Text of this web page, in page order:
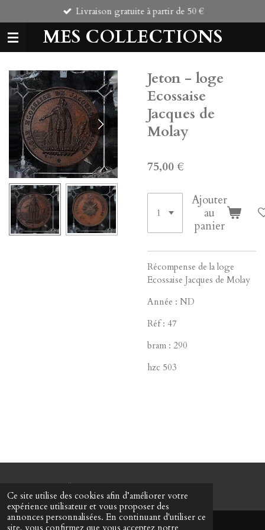
Ce site utilise des cookies afin d’améliorer votre
expérience utilisateur et vous proposer des
annonces personnalisées. En continuant d'utiliser ce
site, vous confirmez que vous acceptez notre
au
contenu
principal
MES COLLECTIONS
Livraison gratuite à partir de 50 €
Jeton - loge
Ecossaise
Jacques de
Molay
75,00 €
Ajouter
au
panier
Récompense de la loge
Ecossaise Jacques de Molay
Année : ND
Réf : 47
bram : 290
hzc 503
© www-mes-collections.net